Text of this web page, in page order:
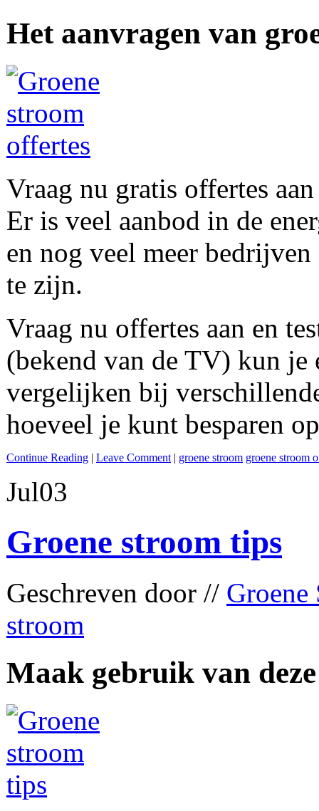
Het aanvragen van
Vraag nu gratis offertes
Er is veel aanbod in de
en nog veel meer
te zijn.
Vraag nu offertes aan en
(bekend van de TV) kun je
vergelijken bij
hoeveel je kunt besparen
Continue Reading | Leave Comment | groene stroom groene stroom
Jul03
Groene stroom tips
Geschreven door // Groene
stroom
Maak gebruik van